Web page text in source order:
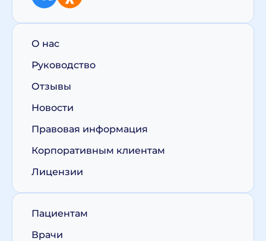
О нас
Руководство
Отзывы
Новости
Правовая информация
Корпоративным клиентам
Лицензии
Пациентам
Врачи